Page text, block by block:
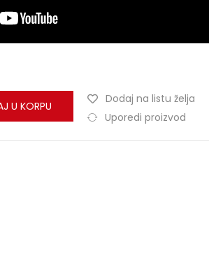
U KORPU
Dodaj na listu želja
Uporedi proizvod